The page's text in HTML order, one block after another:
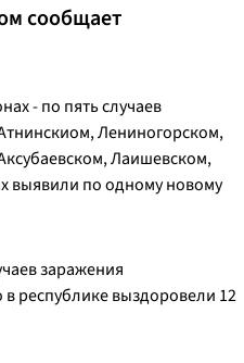
сообщает
- по пять случаев
Лениногорском,
Лаишевском,
выявили по одному новому
заражения
республике выздоровели 12